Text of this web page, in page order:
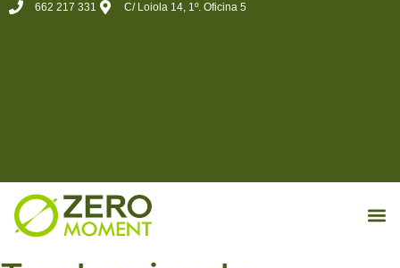
662 217 331 C/ Loiola 14, 1º. Oficina 5